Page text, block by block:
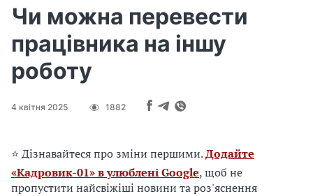
Чи можна перевести
працівника на іншу
роботу
4 квітня 2025 1882
⭐ Дізнавайтеся про зміни першими.Додайте
«Кадровик-01» в улюблені Google, щоб не
пропустити найсвіжіші новини та роз'яснення